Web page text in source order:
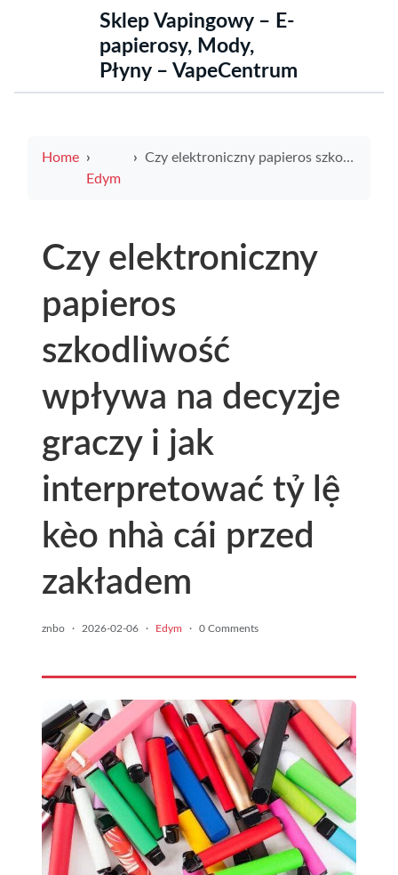
Sklep Vapingowy – E-
papierosy, Mody,
Płyny – VapeCentrum
Home
Edym
Czy elektroniczny papieros szkodliwość wpływa na decyzje graczy i jak interpretować tỷ lệ kèo nhà cái przed zakładem
Czy elektroniczny
papieros
szkodliwość
wpływa na decyzje
graczy i jak
interpretować tỷ lệ
kèo nhà cái przed
zakładem
znbo · 2026-02-06 · Edym · 0 Comments